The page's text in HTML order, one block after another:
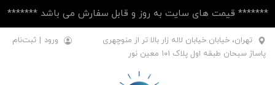
******* قیمت های سایت به روز و قابل سفارش می باشد *******
تهران، خیابان خیابان لاله زار بالا تر از منوچهری
پاساژ سبحان طبقه اول پلاک ۱۰1 معین نور
ورود | ثبت‌نام